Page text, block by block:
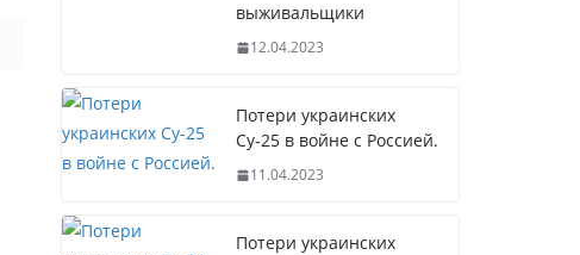
выживальщики
12.04.2023
Потери украинских
Су-25 в войне с Россией.
11.04.2023
Потери украинских